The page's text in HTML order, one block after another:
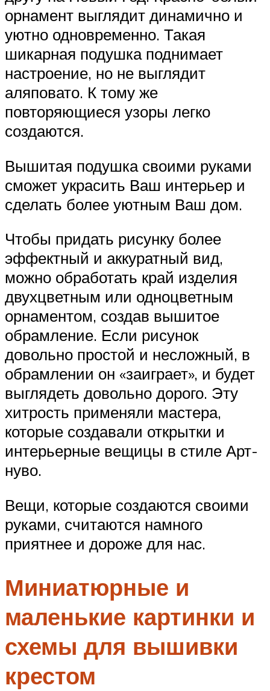
орнамент выглядит динамично и
уютно одновременно. Такая
шикарная подушка поднимает
настроение, но не выглядит
аляповато. К тому же
повторяющиеся узоры легко
создаются.
Вышитая подушка своими руками
сможет украсить Ваш интерьер и
сделать более уютным Ваш дом.
Чтобы придать рисунку более
эффектный и аккуратный вид,
можно обработать край изделия
двухцветным или одноцветным
орнаментом, создав вышитое
обрамление. Если рисунок
довольно простой и несложный, в
обрамлении он «заиграет», и будет
выглядеть довольно дорого. Эту
хитрость применяли мастера,
которые создавали открытки и
интерьерные вещицы в стиле Арт-
нуво.
Вещи, которые создаются своими
руками, считаются намного
приятнее и дороже для нас.
Миниатюрные и
маленькие картинки и
схемы для вышивки
крестом